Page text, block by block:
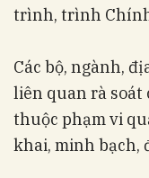
trình, trình
Các bộ, ngành,
liên quan rà soát
thuộc phạm vi
khai, minh bạch,